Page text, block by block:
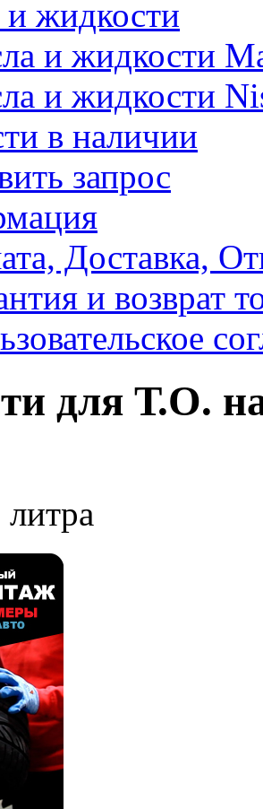
жидкости
и жидкости
и жидкости
в наличии
запрос
Доставка,
и возврат
для Т.О.